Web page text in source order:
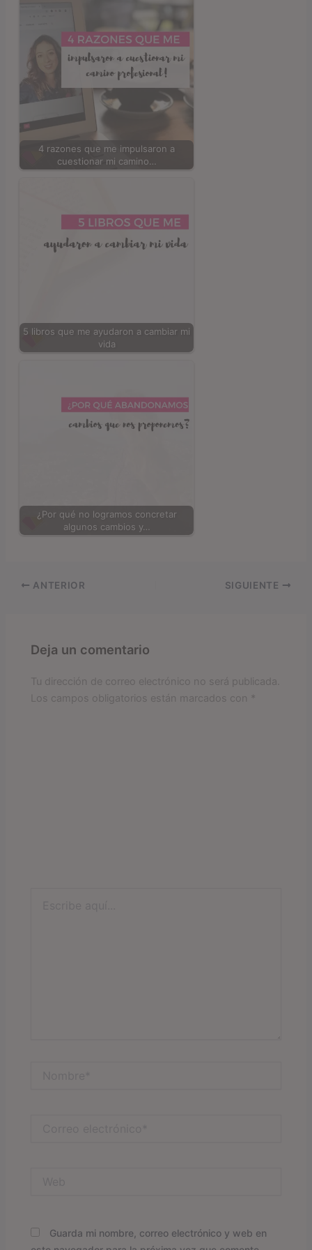
4 razones que me impulsaron a
cuestionar mi camino…
5 libros que me ayudaron a cambiar mi
vida
¿Por qué no logramos concretar
algunos cambios y…
ANTERIOR SIGUIENTE
Deja un comentario
Tu dirección de correo electrónico no será publicada.
Los campos obligatorios están marcados con *
Guarda mi nombre, correo electrónico y web en